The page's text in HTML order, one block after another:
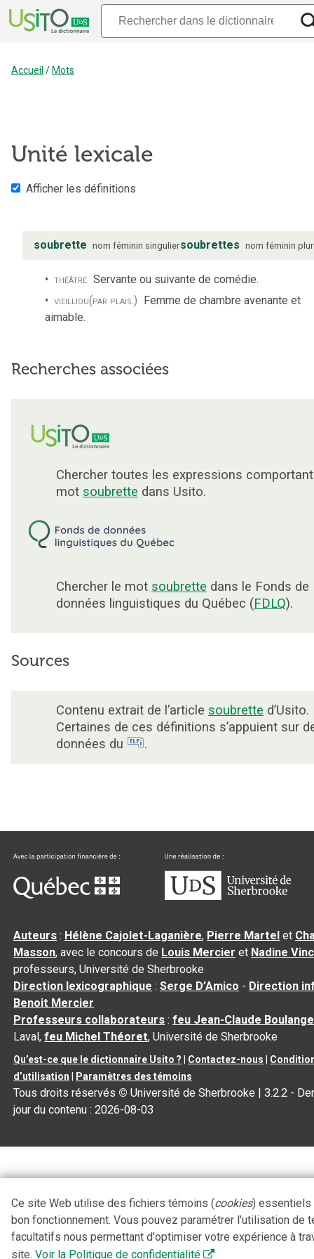
Accueil / Mots
Unité lexicale
Afficher les définitions
soubrette nom féminin singuliersoubrettes nom féminin
théâtre Servante ou suivante de comédie.
vieilliou(par plais.) Femme de chambre avenante et
aimable.
Recherches associées
Chercher toutes les expressions
mot soubrette dans Usito.
Chercher le mot soubrette dans le Fonds de
données linguistiques du Québec (FDLQ).
Sources
Contenu extrait de l’article soubrette d’Usito.
Certaines de ces définitions s’appuient sur
données du
.
Auteurs : Hélène Cajolet-Laganière, Pierre Martel et
Masson, avec le concours de Louis Mercier et Nadine
professeurs, Université de Sherbrooke
Direction lexicographique :Serge D’Amico - Direction
Benoit Mercier
Professeurs collaborateurs :feu Jean-Claude
Laval,feu Michel Théoret, Université de Sherbrooke
Qu’est-ce que le dictionnaire Usito ? Contactez-nous
d’utilisation
Paramètres des témoins
Tous droits réservés © Université de Sherbrooke |3.2.2 -
jour du contenu :2026-08-03
Ce site Web utilise des fichiers témoins (cookies) essentiels
bon fonctionnement. Vous pouvez paramétrer l'utilisation de
facultatifs nous permettant d'optimiser votre expérience à
site. Voir la Politique de confidentialité